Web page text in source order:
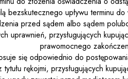
bezskutecznego upływu terminu
przed sądem albo sądem
uprawnień, przysługujących
prawomocnego
się odpowiednio do
tytułu rękojmi, przysługujących